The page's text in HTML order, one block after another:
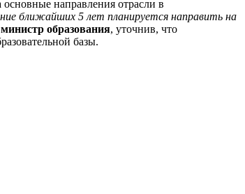
основные направления отрасли в
ближайших 5 лет планируется направить на
министр образования, уточнив, что
базы.